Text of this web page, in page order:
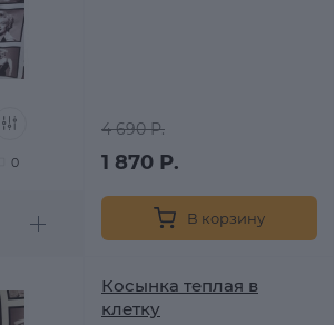
0
4 690 Р.
1 870 Р.
В корзину
Косынка теплая в
клетку